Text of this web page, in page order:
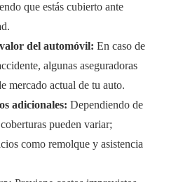
que estás cubierto ante
del automóvil: En caso de
algunas aseguradoras
mercado actual de tu auto.
adicionales: Dependiendo de
pueden variar;
como remolque y asistencia